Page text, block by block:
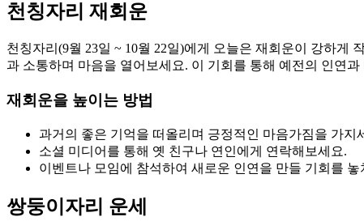
천칭자리 재회운
천칭자리(9월 23일 ~ 10월 22일)에게 오늘은 재회운이 강하게
과 소통하며 마음을 열어보세요. 이 기회를 통해 예전의 인연
재회운을 높이는 방법
과거의 좋은 기억을 떠올리며 긍정적인 마음가짐을 가지
소셜 미디어를 통해 옛 친구나 연인에게 연락해보세요.
이벤트나 모임에 참석하여 새로운 인연을 만들 기회를 놓
쌍둥이자리 운세